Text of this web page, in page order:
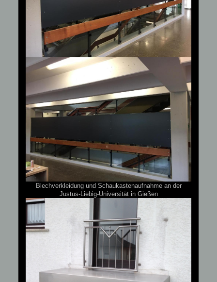
Blechverkleidung und Schaukastenaufnahme an der
Justus-Liebig-Universität in Gießen